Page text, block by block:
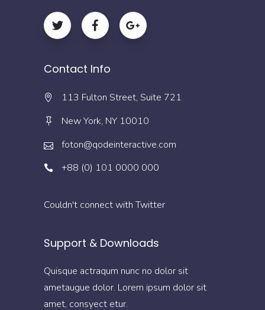
Contact Info
113 Fulton Street, Suite 721
New York, NY 10010
foton@qodeinteractive.com
+88 (0) 101 0000 000
Couldn't connect with Twitter
Support & Downloads
Quisque actraqum nunc no dolor sit
ametaugue dolor. Lorem ipsum dolor sit
amet, consyect etur.